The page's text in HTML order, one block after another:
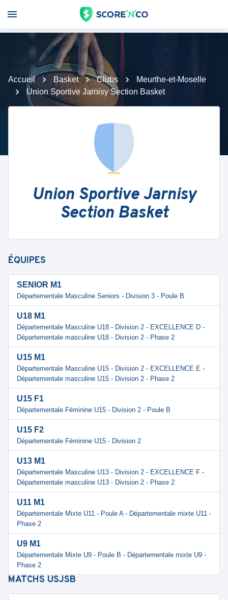
Accueil Basket Clubs
Meurthe-et-Moselle
Union Sportive Jarnisy Section Basket
Union Sportive Jarnisy
Section Basket
ÉQUIPES
SENIOR M1
Départementale Masculine Seniors - Division 3 - Poule B
U18 M1
Départementale Masculine U18 - Division 2 - EXCELLENCE D -
Départementale masculine U18 - Division 2 - Phase 2
U15 M1
Départementale Masculine U15 - Division 2 - EXCELLENCE E -
Départementale masculine U15 - Division 2 - Phase 2
U15 F1
Départementale Féminine U15 - Division 2 - Poule B
U15 F2
Départementale Féminine U15 - Division 2
U13 M1
Départementale Masculine U13 - Division 2 - EXCELLENCE F -
Départementale masculine U13 - Division 2 - Phase 2
U11 M1
Départementale Mixte U11 - Poule A - Départementale mixte U11 -
Phase 2
U9 M1
Départementale Mixte U9 - Poule B - Départementale mixte U9 -
Phase 2
MATCHS USJSB